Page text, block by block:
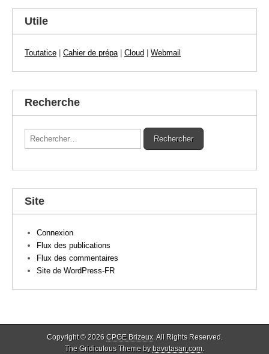
Utile
Toutatice Cahier de prépa| Cloud Webmail
Recherche
Rechercher :
Site
Connexion
Flux des publications
Flux des commentaires
Site de WordPress-FR
Copyright © 2026 CPGE Brizeux. All Rights Reserved.
The Gridiculous Theme by bavotasan.com